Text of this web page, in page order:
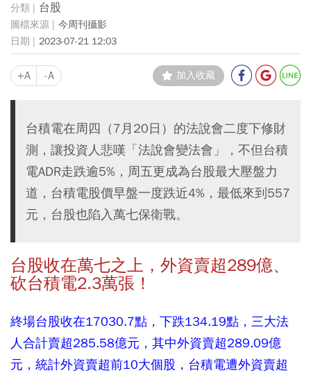
台股
今周刊攝影
2023-07-21 12:03
+A -A 加入收藏
台積電在周四（7月20日）的法說會二度下修財
測，讓投資人悲嘆「法說會變法會」，不但台積
電ADR走跌逾5%，周五更成為台股最大壓盤力
道，台積電股價早盤一度跌近4%，最低來到557
元，台股也陷入萬七保衛戰。
台股收在萬七之上，外資賣超289億、
砍台積電2.3萬張！
終場台股收在17030.7點，下跌134.19點，三大法
人合計賣超285.58億元，其中外資賣超289.09億
元，統計外資賣超前10大個股，台積電遭外資賣超